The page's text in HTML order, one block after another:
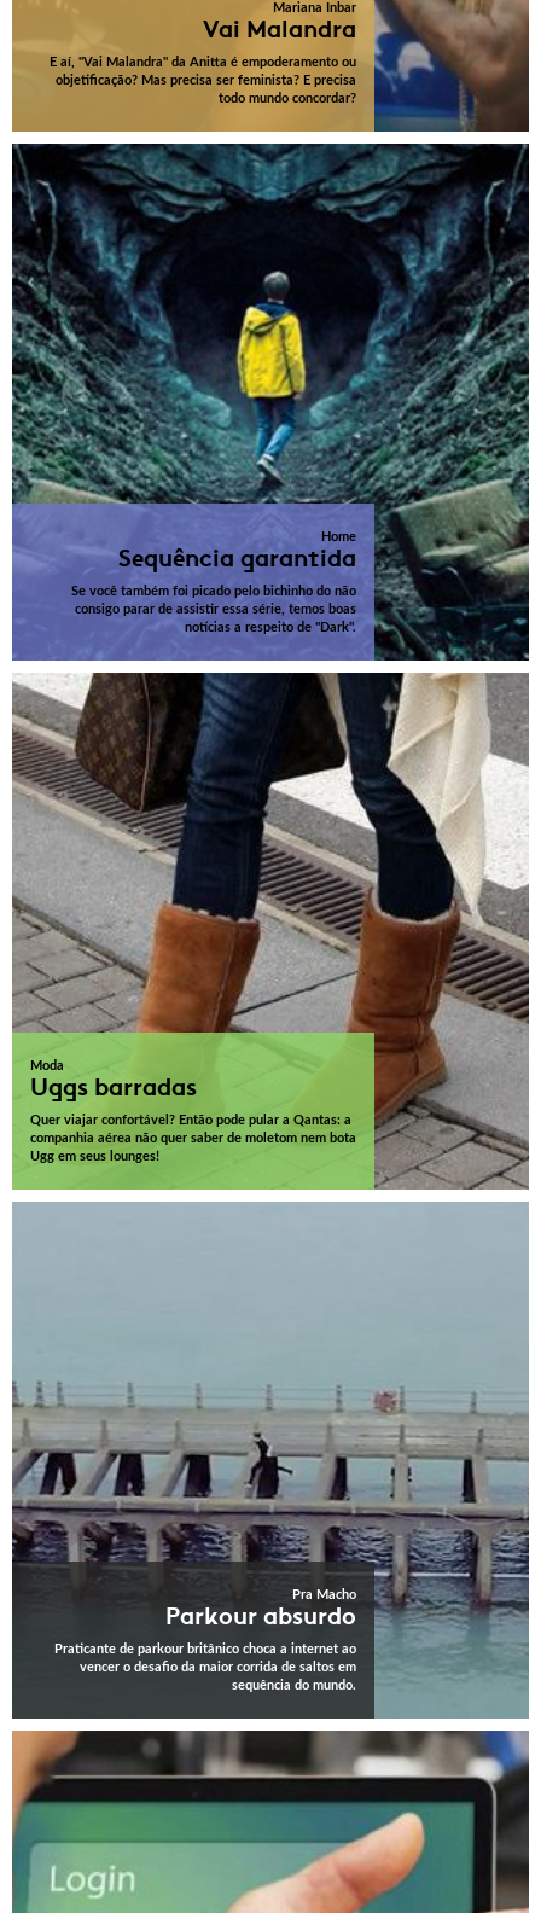
Mariana Inbar
Vai Malandra
E aí, "Vai Malandra" da Anitta é empoderamento ou
objetificação? Mas precisa ser feminista? E precisa
todo mundo concordar?
Home
Sequência garantida
Se você também foi picado pelo bichinho do não
consigo parar de assistir essa série, temos boas
notícias a respeito de "Dark".
Moda
Uggs barradas
Quer viajar confortável? Então pode pular a Qantas: a
companhia aérea não quer saber de moletom nem bota
Ugg em seus lounges!
Pra Macho
Parkour absurdo
Praticante de parkour britânico choca a internet ao
vencer o desafio da maior corrida de saltos em
sequência do mundo.